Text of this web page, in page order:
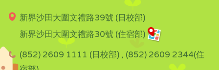
新界沙田大圍文禮路39號 (日校部)
新界沙田大圍文禮路30號 (住宿部)
(852) 2609 1111 (日校部) , (852) 2609 2344(住